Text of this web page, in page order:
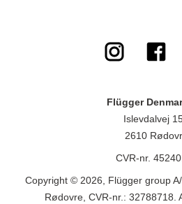
Flügger
Islevdalvej
2610
CVR-nr.
Copyright © 2026, Flügger group
Rødovre, CVR-nr.: 32788718.